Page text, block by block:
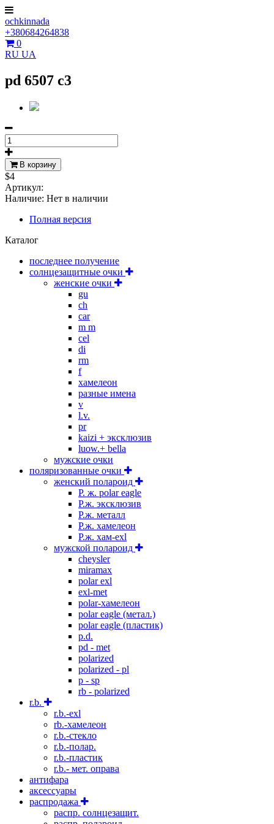
ochkinnada
+380684264838
0
RU UA
pd 6507 c3
В корзину
$4
Артикул:
Наличие: Нет в наличии
Полная версия
Каталог
последнее получение
солнцезащитные очки
женские очки
gu
ch
car
m m
cel
di
rm
f
хамелеон
разные имена
v
l.v.
pr
kaizi + эксклюзив
luow.+ bella
мужские очки
поляризованные очки
женский полароид
P. ж. polar eagle
P.ж. эксклюзив
Р.ж. металл
P.ж. хамелеон
Р.ж. хам-exl
мужской полароид
cheysler
miramax
polar exl
exl-met
polar-хамелеон
polar eagle (метал.)
polar eagle (пластик)
p.d.
pd - met
polarized
polarized - pl
p - sp
rb - polarized
r.b.
r.b.-exl
rb.-хамелеон
r.b.-стекло
r.b.-полар.
r.b.-пластик
r.b.- мет. оправа
антифара
аксессуары
распродажа
распр. солнцезащит.